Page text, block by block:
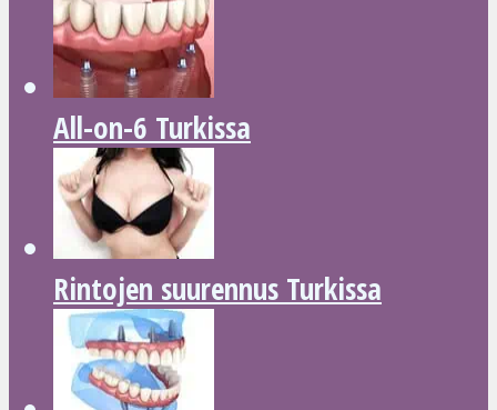
All-on-6 Turkissa
Rintojen suurennus Turkissa